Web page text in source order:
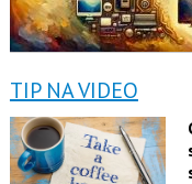
TIP NA VIDEO